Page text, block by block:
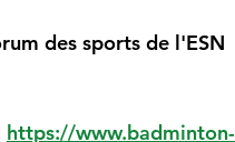
des sports de l'ESN
https://www.badminton-